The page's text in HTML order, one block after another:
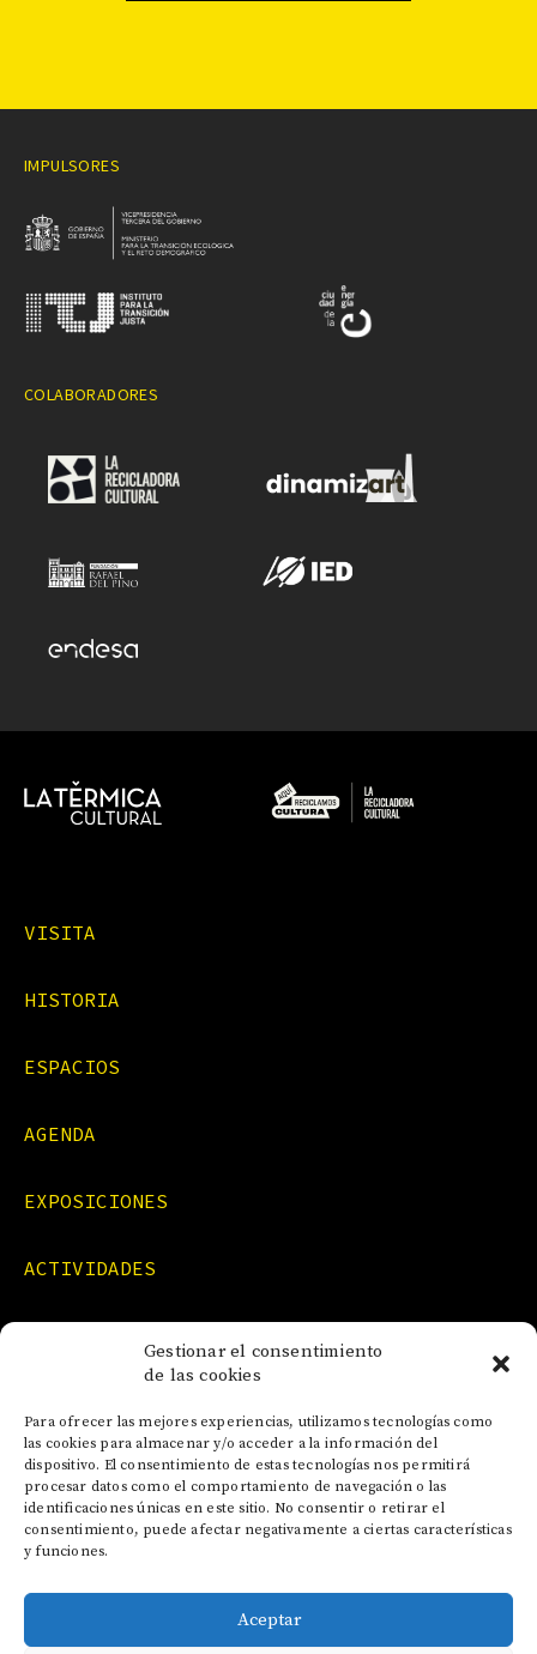
Gestionar el consentimiento
de las cookies
Para ofrecer las mejores experiencias, utilizamos tecnologías como
las cookies para almacenar y/o acceder a la información del
dispositivo. El consentimiento de estas tecnologías nos permitirá
procesar datos como el comportamiento de navegación o las
identificaciones únicas en este sitio. No consentir o retirar el
consentimiento, puede afectar negativamente a ciertas características
y funciones.
Aceptar
IMPULSORES
COLABORADORES
VISITA
HISTORIA
ESPACIOS
AGENDA
EXPOSICIONES
ACTIVIDADES
CONTACTO